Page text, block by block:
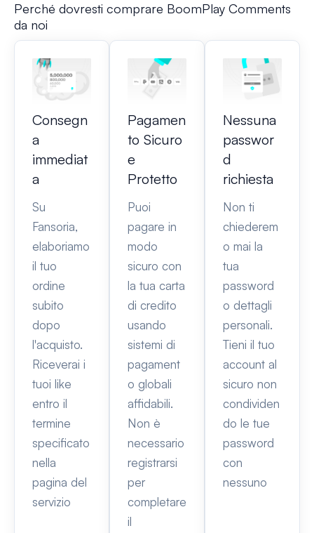
Perché dovresti comprare BoomPlay Comments
da noi
Consegn
a
immediat
a
Su
Fansoria,
elaboriamo
il tuo
ordine
subito
dopo
l'acquisto.
Riceverai i
tuoi like
entro il
termine
specificato
nella
pagina del
servizio
Pagamen
to Sicuro
e
Protetto
Puoi
pagare in
modo
sicuro con
la tua carta
di credito
usando
sistemi di
pagament
o globali
affidabili.
Non è
necessario
registrarsi
per
completare
il
Nessuna
passwor
d
richiesta
Non ti
chiederem
o mai la
tua
password
o dettagli
personali.
Tieni il tuo
account al
sicuro non
condividen
do le tue
password
con
nessuno